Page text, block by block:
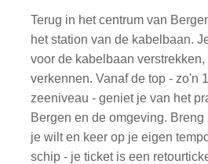
Terug in het centrum van
het station van de kabelbaan.
voor de kabelbaan
verkennen. Vanaf de top - zo'n
zeeniveau - geniet je van het
Bergen en de omgeving.
je wilt en keer op je eigen
schip - je ticket is een